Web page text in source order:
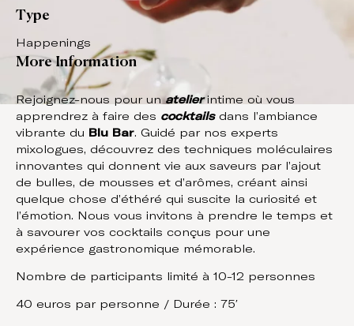
Our Brands
Signature Concepts
Domes Stories
Contact
Type
Happenings
More Information
Rejoignez-nous pour unatelierintime où vous
apprendrez à faire des cocktails dans l’ambiance
vibrante du
Blu Bar. Guidé par nos experts
mixologues, découvrez des techniques moléculaires
innovantes qui donnent vie aux saveurs par l’ajout
de bulles, de mousses et d’arômes, créant ainsi
quelque chose d’éthéré qui suscite la curiosité et
l’émotion. Nous vous invitons à prendre le temps et
à savourer vos cocktails conçus pour une
expérience gastronomique mémorable.
Nombre de participants limité à 10-12 personnes
40 euros par personne / Durée : 75′